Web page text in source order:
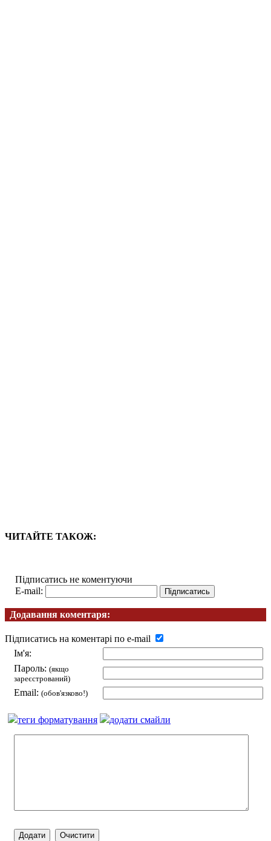
ЧИТАЙТЕ ТАКОЖ:
Підписатись не коментуючи
E-mail:
Додавання коментаря:
Підписатись на коментарі по e-mail
Ім'я:
Пароль: (якщо
зареєстрований)
Email: (обов'язково!)
теги форматування додати смайли